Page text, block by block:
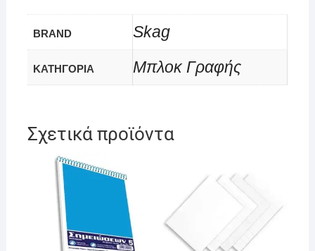
BRAND Skag
ΚΑΤΗΓΟΡΙΑ Μπλοκ Γραφής
Σχετικά προϊόντα